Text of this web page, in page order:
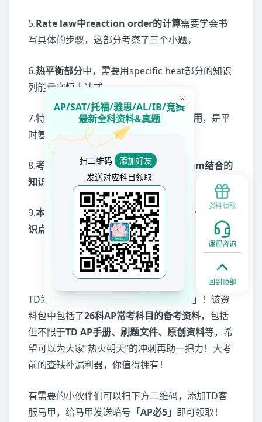
5.Rate law中reaction order的计算需要学会书
写具体的步骤，这部分考察了三个小题。
6.热平衡部分中，需要用specific heat部分的知识
列能量守恒表达式。
7.特别考察了calorimetry中盖盖子的作用，是平
时复习中容易忽视的部分。
8.考察了limiting reagent和Equilibrium结合的
知识点
，需要同学有综合分析能力。
9.本次考试没有涉及到特别复杂的公式，但注重知
识点的综合运用。
TD福利
TD为AP考生们准备了 「冲刺学习大礼包」 ！该资
料包中包括了26科AP常考科目的备考资料，包括
但不限于TD AP手册、刷题文件、原创资料等，希
望可以为大家“热火朝天”的冲刺再助一把力！大考
前的查缺补漏利器，你值得拥有！
有需要的小伙伴们可以扫下方二维码，添加TD客
服马甲，给马甲发送暗号 「AP必5」 即可领取！
资料领取
课程咨询
回到顶部
AP/SAT/托福/雅思/AL/IB/竞赛
最新全科资料&真题
扫二维码
添加好友
发送对应科目领取